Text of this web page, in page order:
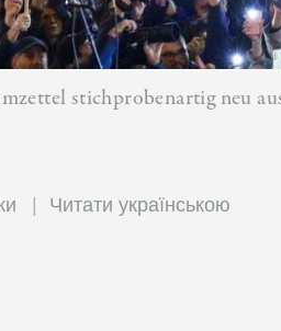
stichprobenartig neu
Читати українською